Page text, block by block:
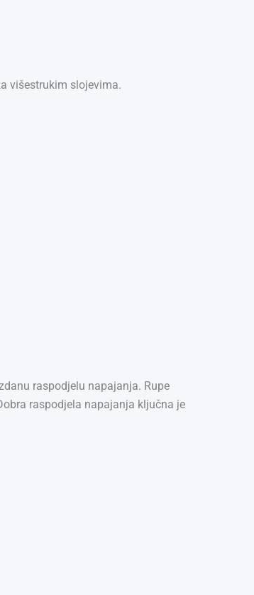
višestrukim slojevima.
raspodjelu napajanja. Rupe
raspodjela napajanja ključna je